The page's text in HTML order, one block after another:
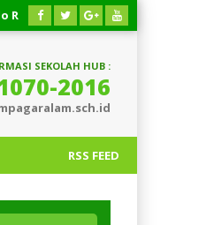
03 AGUSTUS 2026
SEKOLAH HUB :
2016
RSS FEED